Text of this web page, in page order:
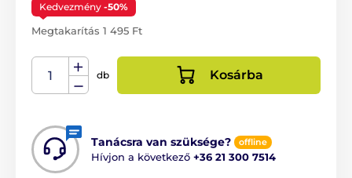
Kedvezmény -50%
Megtakarítás 1 495 Ft
db Kosárba
Tanácsra van szüksége? offline
Hívjon a következő +36 21 300 7514